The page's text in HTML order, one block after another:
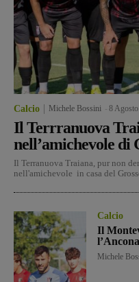
Calcio Michele Bossini 8
Il Terrranuova
nell’amichevole di
Il Terranuova Traiana, pur non
nell'amichevole in casa del
Calcio
Il
l’Ancona
Michele